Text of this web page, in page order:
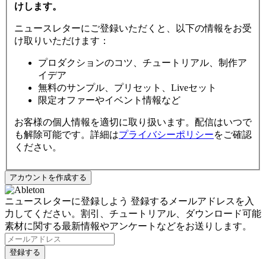
けします。
ニュースレターにご登録いただくと、以下の情報をお受
け取りいただけます：
プロダクションのコツ、チュートリアル、制作ア
イデア
無料のサンプル、プリセット、Liveセット
限定オファーやイベント情報など
お客様の個人情報を適切に取り扱います。配信はいつで
も解除可能です。詳細はプライバシーポリシーをご確認
ください。
ニュースレターに登録しよう 登録するメールアドレスを入
力してください。割引、チュートリアル、ダウンロード可能
素材に関する最新情報やアンケートなどをお送りします。